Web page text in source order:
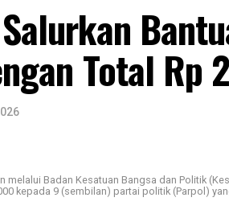
Total Rp
melalui Badan Kesatuan Bangsa dan Politik
kepada 9 (sembilan) partai politik (Parpol)